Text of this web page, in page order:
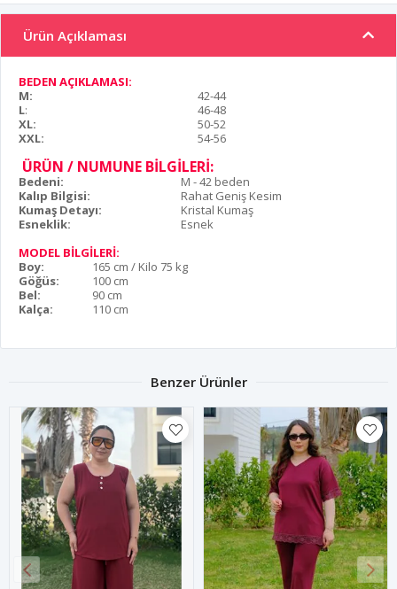
Ürün Açıklaması
BEDEN AÇIKLAMASI:
M:
42-44
L:
46-48
XL:
50-52
XXL:
54-56
ÜRÜN / NUMUNE BİLGİLERİ:
Bedeni:
M - 42 beden
Kalıp Bilgisi:
Rahat Geniş Kesim
Kumaş Detayı:
Kristal Kumaş
Esneklik:
Esnek
MODEL BİLGİLERİ:
Boy:
165 cm / Kilo 75 kg
Göğüs:
100 cm
Bel:
90 cm
Kalça:
110 cm
Benzer Ürünler